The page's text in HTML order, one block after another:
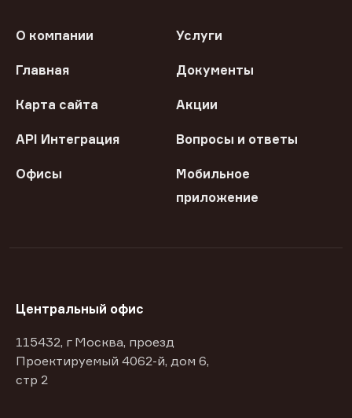
О компании Услуги
Главная Документы
Карта сайта Акции
API Интеграция Вопросы и ответы
Офисы
Мобильное
приложение
Центральный офис
115432, г Москва, проезд
Проектируемый 4062-й, дом 6,
стр 2